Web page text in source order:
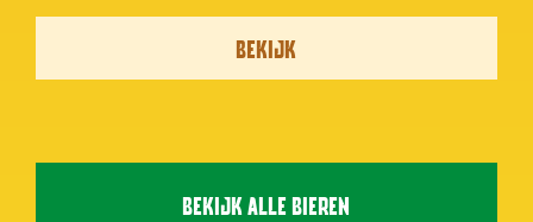
BEKIJK
BEKIJK ALLE BIEREN